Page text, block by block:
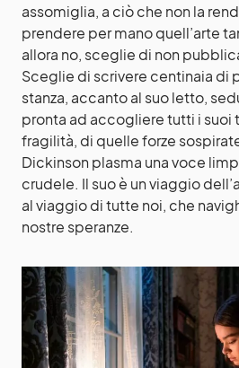
assomiglia, a ciò che non la
prendere per mano quell’arte
allora no, sceglie di non
Sceglie di scrivere centinaia di
stanza, accanto al suo letto,
pronta ad accogliere tutti i
fragilità, di quelle forze
Dickinson plasma una voce
crudele. Il suo è un viaggio
al viaggio di tutte noi, che
nostre speranze.